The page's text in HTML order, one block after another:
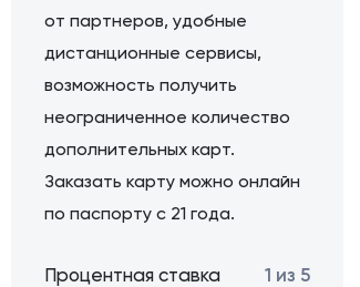
от партнеров, удобные
дистанционные сервисы,
возможность получить
неограниченное количество
дополнительных карт.
Заказать карту можно онлайн
по паспорту с 21 года.
Процентная ставка 1 из 5